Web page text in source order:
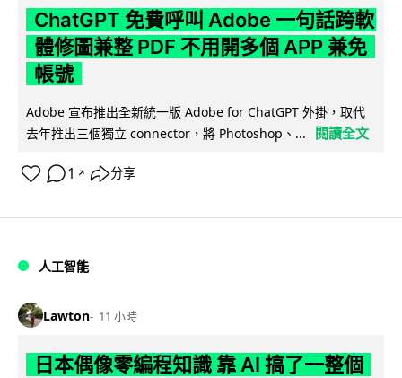
ChatGPT 免費呼叫 Adobe 一句話跨軟
體修圖兼整 PDF 不用開多個 APP 兼免
帳號
Adobe 宣布推出全新統一版 Adobe for ChatGPT 外掛，取代
去年推出三個獨立 connector，將 Photoshop、...
閱讀全文
1 ↗ 分享
人工智能
Lawton 11 小時
日本偶像零編程知識 靠 AI 搞了一整個